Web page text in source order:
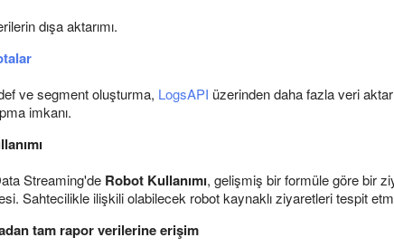
dışa aktarımı.
ve segment oluşturma, LogsAPI üzerinden daha fazla veri
imkanı.
Streaming'de Robot Kullanımı, gelişmiş bir formüle göre bir
Sahtecilikle ilişkili olabilecek robot kaynaklı ziyaretleri tespit
tam rapor verilerine erişim